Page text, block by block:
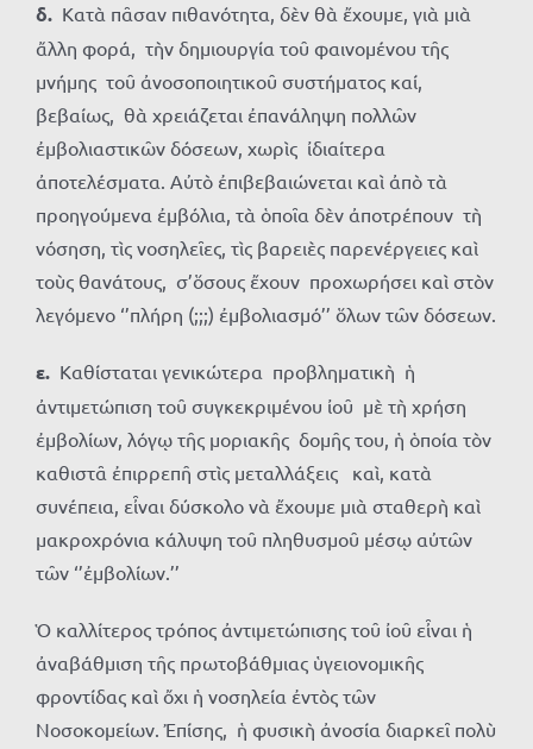
δ. Κατὰ πᾶσαν πιθανότητα, δὲν θὰ ἔχουμε, γιὰ μιὰ
ἄλλη φορά, τὴν δημιουργία τοῦ φαινομένου τῆς
μνήμης τοῦ ἀνοσοποιητικοῦ συστήματος καί,
βεβαίως, θὰ χρειάζεται ἐπανάληψη πολλῶν
ἐμβολιαστικῶν δόσεων, χωρὶς ἰδιαίτερα
ἀποτελέσματα. Αὐτὸ ἐπιβεβαιώνεται καὶ ἀπὸ τὰ
προηγούμενα ἐμβόλια, τὰ ὁποῖα δὲν ἀποτρέπουν τὴ
νόσηση, τὶς νοσηλεῖες, τὶς βαρειὲς παρενέργειες καὶ
τοὺς θανάτους, σ’ὅσους ἔχουν προχωρήσει καὶ στὸν
λεγόμενο ‘’πλήρη (;;;) ἐμβολιασμό’’ ὅλων τῶν δόσεων.
ε. Καθίσταται γενικώτερα προβληματικὴ ἡ
ἀντιμετώπιση τοῦ συγκεκριμένου ἰοῦ μὲ τὴ χρήση
ἐμβολίων, λόγῳ τῆς μοριακῆς δομῆς του, ἡ ὁποία τὸν
καθιστᾶ ἐπιρρεπῆ στὶς μεταλλάξεις καὶ, κατὰ
συνέπεια, εἶναι δύσκολο νὰ ἔχουμε μιὰ σταθερὴ καὶ
μακροχρόνια κάλυψη τοῦ πληθυσμοῦ μέσῳ αὐτῶν
τῶν ‘’ἐμβολίων.’’
Ὁ καλλίτερος τρόπος ἀντιμετώπισης τοῦ ἰοῦ εἶναι ἡ
ἀναβάθμιση τῆς πρωτοβάθμιας ὑγειονομικῆς
φροντίδας καὶ ὄχι ἡ νοσηλεία ἐντὸς τῶν
Νοσοκομείων. Ἐπίσης, ἡ φυσικὴ ἀνοσία διαρκεῖ πολὺ